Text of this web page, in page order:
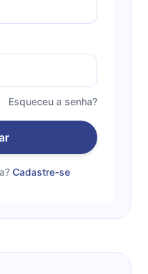
Esqueceu a senha?
Cadastre-se